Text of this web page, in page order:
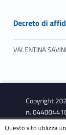
A
f
i
a
Link identifier #identifier__92658-1
Decreto di
VALENTINA SAVINI
Copyright
n.
Obiettivi di
Questo sito utilizza